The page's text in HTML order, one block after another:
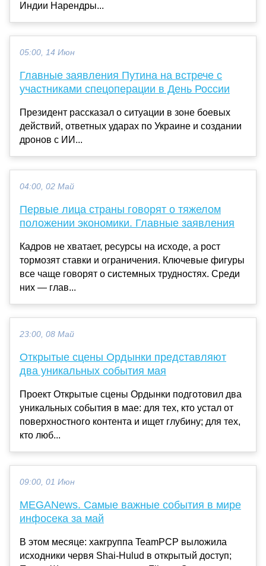
Индии Нарендры...
05:00, 14 Июн
Главные заявления Путина на встрече с
участниками спецоперации в День России
Президент рассказал о ситуации в зоне боевых
действий, ответных ударах по Украине и создании
дронов с ИИ...
04:00, 02 Май
Первые лица страны говорят о тяжелом
положении экономики. Главные заявления
Кадров не хватает, ресурсы на исходе, а рост
тормозят ставки и ограничения. Ключевые фигуры
все чаще говорят о системных трудностях. Среди
них — глав...
23:00, 08 Май
Открытые сцены Ордынки представляют
два уникальных события мая
Проект Открытые сцены Ордынки подготовил два
уникальных события в мае: для тех, кто устал от
поверхностного контента и ищет глубину; для тех,
кто люб...
09:00, 01 Июн
MEGANews. Cамые важные события в мире
инфосека за май
В этом месяце: хакгруппа TeamPCP выложила
исходники червя Shai-Hulud в открытый доступ;